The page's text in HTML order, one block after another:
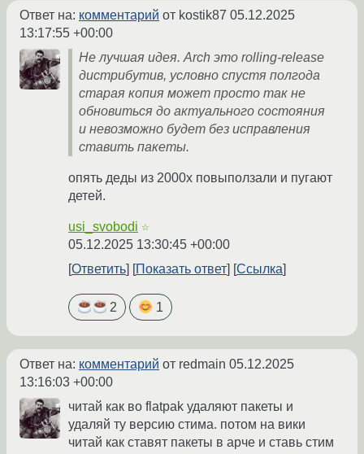
Ответ на: комментарий от kostik87 05.12.2025
13:17:55 +00:00
Не лучшая идея. Arch это rolling-release
дистрибутив, условно спустя полгода
старая копия может просто так не
обновиться до актуального состояния
и невозможно будет без исправления
ставить пакеты.
опять деды из 2000х повыползали и пугают
детей.
usi_svobodi ☆
05.12.2025 13:30:45 +00:00
Ответить
Показать ответ Ссылка
2 1
Ответ на: комментарий от redmain 05.12.2025
13:16:03 +00:00
читай как во flatpak удаляют пакеты и
удаляй ту версию стима. потом на вики
читай как ставят пакеты в арче и ставь стим